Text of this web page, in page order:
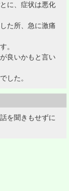
に、症状は悪化
た所、急に激痛
。
良いかもと言い
した。
を聞きもせずに